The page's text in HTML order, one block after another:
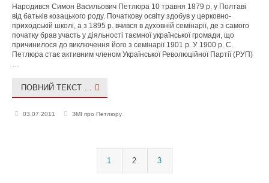
Народився Симон Васильович Петлюра 10 травня 1879 р. у Полтаві
від батьків козацького роду. Початкову освіту здобув у церковно-
приходській школі, а з 1895 р. вчився в духовній семінарії, де з самого
початку брав участь у діяльності таємної української громади, що
причинилося до виключення його з семінарії 1901 р. У 1900 р. С.
Петлюра стає активним членом Української Революційної Партії (РУП)
ПОВНИЙ ТЕКСТ …
03.07.2011 ЗМІ про Петлюру
1 2 3